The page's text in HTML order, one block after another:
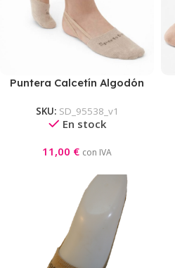
Puntera Calcetín Algodón
SKU: SD_95538_v1
En stock
11,00 € con IVA